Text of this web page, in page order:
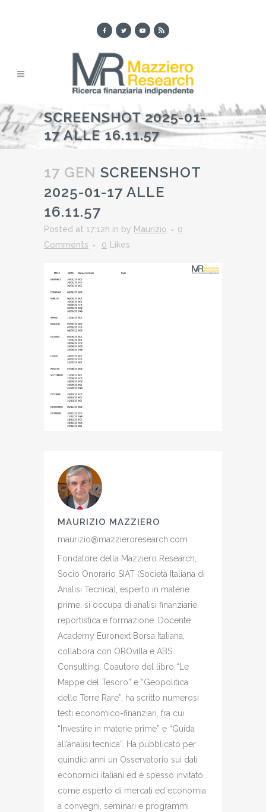
SCREENSHOT 2025-01-
17 ALLE 16.11.57
17 GEN SCREENSHOT
2025-01-17 ALLE
16.11.57
Posted at 17:12h in by Maurizio
0
Comments
0 Likes
MAURIZIO MAZZIERO
maurizio@mazzieroresearch.com
Fondatore della Mazziero Research,
Socio Onorario SIAT (Società Italiana di
Analisi Tecnica), esperto in materie
prime, si occupa di analisi finanziarie,
reportistica e formazione. Docente
Academy Euronext Borsa Italiana,
collabora con OROvilla e ABS
Consulting. Coautore del libro “Le
Mappe del Tesoro” e “Geopolitica
delle Terre Rare”, ha scritto numerosi
testi economico-finanziari, fra cui
“Investire in materie prime” e “Guida
all’analisi tecnica”. Ha pubblicato per
quindici anni un Osservatorio sui dati
economici italiani ed è spesso invitato
come esperto di mercati ed economia
a convegni, seminari e programmi